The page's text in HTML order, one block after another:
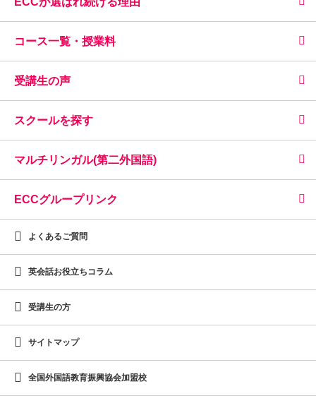
コース一覧・授業料
受講生の声
スクールを探す
マルチリンガル(第二外国語)
ECCグループリンク
よくあるご質問
英会話お役立ちコラム
受講生の方
サイトマップ
全国外国語教育振興協会加盟校